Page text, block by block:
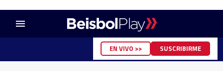
menu
EN VIVO >> SUSCRIBIRME